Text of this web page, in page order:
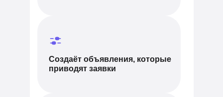
Создаёт объявления, которые
приводят заявки